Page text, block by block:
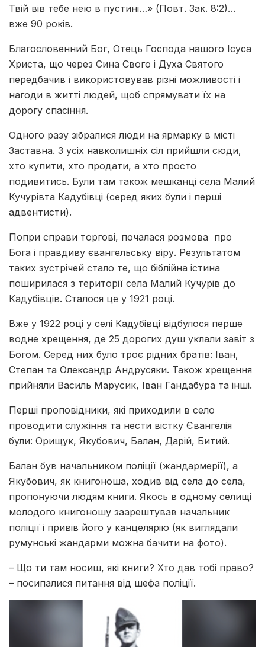
Твій вів тебе нею в пустині…» (Повт. Зак. 8:2)…
вже 90 років.
Благословенний Бог, Отець Господа нашого Ісуса
Христа, що через Сина Свого і Духа Святого
передбачив і використовував різні можливості і
нагоди в житті людей, щоб спрямувати їх на
дорогу спасіння.
Одного разу зібралися люди на ярмарку в місті
Заставна. З усіх навколишніх сіл прийшли сюди,
хто купити, хто продати, а хто просто
подивитись. Були там також мешканці села Малий
Кучурівта Кадубівці (серед яких були і перші
адвентисти).
Попри справи торгові, почалася розмова про
Бога і правдиву євангельську віру. Результатом
таких зустрічей стало те, що біблійна істина
поширилася з території села Малий Кучурів до
Кадубівців. Сталося це у 1921 році.
Вже у 1922 році у селі Кадубівці відбулося перше
водне хрещення, де 25 дорогих душ уклали завіт з
Богом. Серед них було троє рідних братів: Іван,
Степан та Олександр Андрусяки. Також хрещення
прийняли Василь Марусик, Іван Гандабура та інші.
Перші проповідники, які приходили в село
проводити служіння та нести вістку Євангелія
були: Орищук, Якубович, Балан, Дарій, Битий.
Балан був начальником поліції (жандармерії), а
Якубович, як книгоноша, ходив від села до села,
пропонуючи людям книги. Якось в одному селищі
молодого книгоношу заарештував начальник
поліції і привів його у канцелярію (як виглядали
румунські жандарми можна бачити на фото).
– Що ти там носиш, які книги? Хто дав тобі право?
– посипалися питання від шефа поліції.